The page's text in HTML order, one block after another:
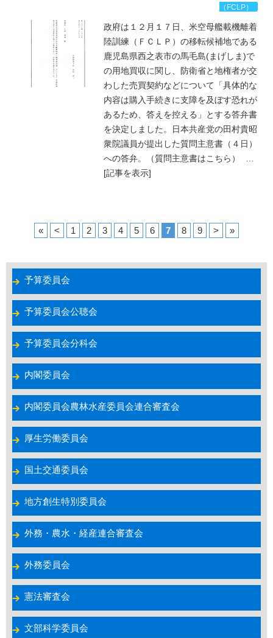
（FCLP）
政府は１２月１７日、米空母艦載機離着
陸訓練（ＦＣＬＰ）の移転候補地である
鹿児島県西之表市の馬毛島(まげしま)で
の用地買収に関し、防衛省と地権者が交
わした売買契約などについて「具体的な
内容は購入手続きに支障を及ぼす恐れが
あるため、答えを控える」とする答弁書
を決定しました。日本共産党の田村貴昭
衆院議員が提出した質問主意書（４日）
への答弁。（質問主意書はこちら）
…
[記事を表示]
« < 1 2 3 4 5 6 7 8 9 > »
予算委員会
予算委員会公聴会
予算委員会分科会
内閣委員会
内閣委員会農林水産委員会連合審査会
厚生労働委員会
国土交通委員会
地方創生特別委員会
外務・農水・経産連合審査会
外務委員会
憲法審査会
文部科学委員会